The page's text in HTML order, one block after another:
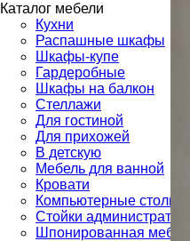
Каталог мебели
Кухни
Распашные шкафы
Шкафы-купе
Гардеробные
Шкафы на балкон
Стеллажи
Для гостиной
Для прихожей
В детскую
Мебель для ванной
Кровати
Компьютерные столы
Стойки администратора
Шпонированная мебель